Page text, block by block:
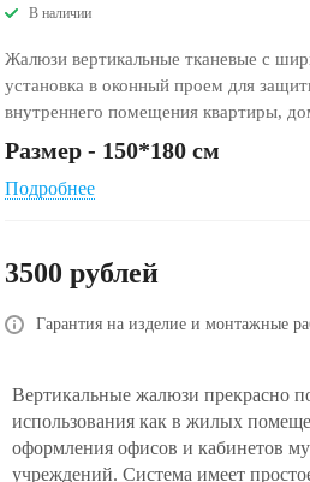
В наличии
Жалюзи вертикальные тканевые с
установка в оконный проем для
внутреннего помещения квартиры,
Размер - 150*180 см
Подробнее
3500 рублей
Гарантия на изделие и монтажные
Вертикальные жалюзи прекрасно
использования как в жилых
оформления офисов и кабинетов
учреждений. Система имеет